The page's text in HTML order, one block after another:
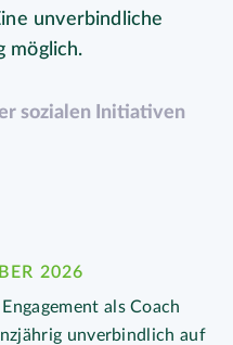
unverbindliche
möglich.
sozialen Initiativen
2026
als Coach
unverbindlich auf